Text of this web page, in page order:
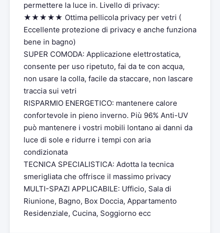
permettere la luce in. Livello di privacy:
★★★★★ Ottima pellicola privacy per vetri (
Eccellente protezione di privacy e anche funziona
bene in bagno)
SUPER COMODA: Applicazione elettrostatica,
consente per uso ripetuto, fai da te con acqua,
non usare la colla, facile da staccare, non lascare
traccia sui vetri
RISPARMIO ENERGETICO: mantenere calore
confortevole in pieno inverno. Più 96% Anti-UV
può mantenere i vostri mobili lontano ai danni da
luce di sole e ridurre i tempi con aria
condizionata
TECNICA SPECIALISTICA: Adotta la tecnica
smerigliata che offrisce il massimo privacy
MULTI-SPAZI APPLICABILE: Ufficio, Sala di
Riunione, Bagno, Box Doccia, Appartamento
Residenziale, Cucina, Soggiorno ecc